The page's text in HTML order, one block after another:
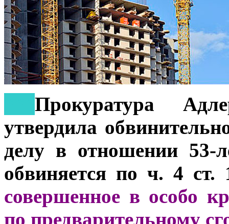
Прокуратура
утвердила
делу в отношении 53-
обвиняется по ч. 4
совершенное в особо
по предварительному